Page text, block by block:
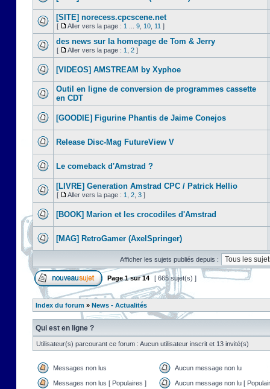
[SITE] norecess.cpcscene.net
[ Aller vers la page : 1 9 10 11 ]
des news sur la homepage de Tom & Jerry
[ Aller vers la page : 1 2 ]
[VIDEOS] AMSTREAM by Xyphoe
Outil en ligne de conversion de programmes cassette
en CDT
[GOODIE] Figurine Phantis de Jaime Conejos
Release Disc-Mag FutureView V
Le comeback d'Amstrad ?
[LIVRE] Generation Amstrad CPC / Patrick Hellio
[ Aller vers la page : 1 2 3 ]
[BOOK] Marion et les crocodiles d'Amstrad
[MAG] RetroGamer (AxelSpringer)
Afficher les sujets publiés depuis :
Page1sur14 [ 665 sujet(s) ]
Index du forum » News - Actualités
Qui est en ligne ?
Utilisateur(s) parcourant ce forum : Aucun utilisateur inscrit et 13 invité(s)
Messages non lus Aucun message non lu
Messages non lus [ Populaires ] Aucun message non lu [